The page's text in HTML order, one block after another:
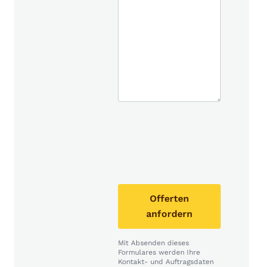
Offerten
anfordern
Mit Absenden dieses
Formulares werden Ihre
Kontakt- und Auftragsdaten